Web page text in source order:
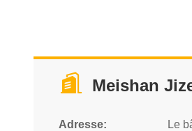
Meishan
Adresse:
Le